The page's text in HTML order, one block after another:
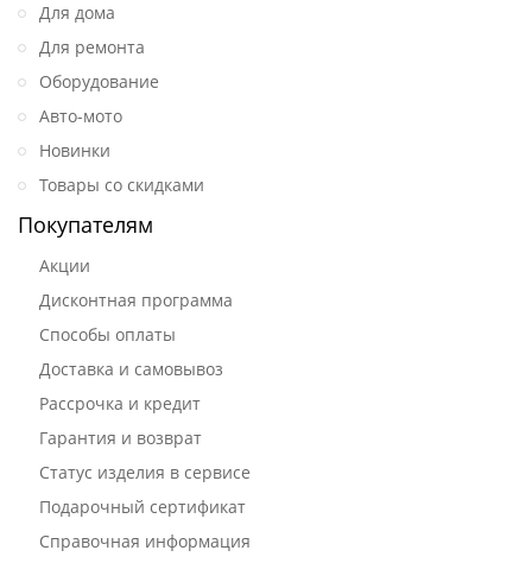
Для дома
Для ремонта
Оборудование
Авто-мото
Новинки
Товары со скидками
Покупателям
Акции
Дисконтная программа
Способы оплаты
Доставка и самовывоз
Рассрочка и кредит
Гарантия и возврат
Статус изделия в сервисе
Подарочный сертификат
Справочная информация